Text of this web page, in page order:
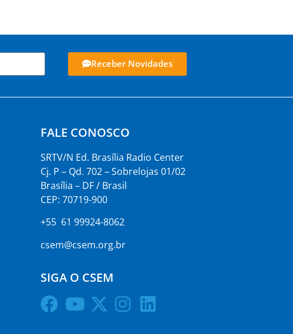
Receber Novidades
FALE CONOSCO
SRTV/N Ed. Brasília Radio Center
Cj. P – Qd. 702 – Sobrelojas 01/02
Brasília – DF / Brasil
CEP: 70719-900
+55 61 99924-8062
csem@csem.org.br
SIGA O CSEM